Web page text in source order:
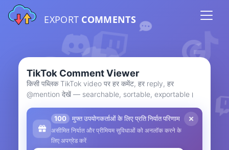
EXPORT COMMENTS
TikTok Comment Viewer
किसी पब्लिक TikTok video पर हर कमेंट, हर reply, हर
@mention देखें — searchable, sortable, exportable।
100 मुफ्त उपयोगकर्ताओं के लिए प्रति निर्यात परिणाम
असीमित निर्यात और प्रीमियम सुविधाओं को अनलॉक करने के
लिए अपग्रेड करें